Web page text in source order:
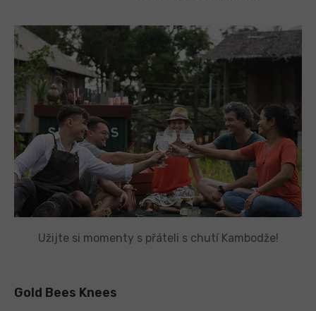
Užijte si momenty s přáteli s chutí Kambodže!
Gold Bees Knees